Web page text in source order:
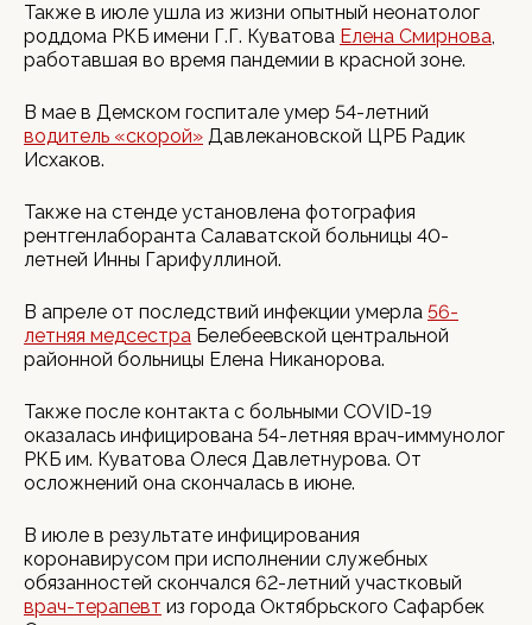
Также в июле ушла из жизни опытный неонатолог
роддома РКБ имени Г.Г. Куватова Елена Смирнова,
работавшая во время пандемии в красной зоне.
В мае в Демском госпитале умер 54-летний
водитель «скорой» Давлекановской ЦРБ Радик
Исхаков.
Также на стенде установлена фотография
рентгенлаборанта Салаватской больницы 40-
летней Инны Гарифуллиной.
В апреле от последствий инфекции умерла 56-
летняя медсестра Белебеевской центральной
районной больницы Елена Никанорова.
Также после контакта с больными COVID-19
оказалась инфицирована 54-летняя врач-иммунолог
РКБ им. Куватова Олеся Давлетнурова. От
осложнений она скончалась в июне.
В июле в результате инфицирования
коронавирусом при исполнении служебных
обязанностей скончался 62-летний участковый
врач-терапевт из города Октябрьского Сафарбек